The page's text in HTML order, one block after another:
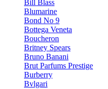
Bill Blass
Blumarine
Bond No 9
Bottega Veneta
Boucheron
Britney Spears
Bruno Banani
Brut Parfums Prestige
Burberry
Bvlgari